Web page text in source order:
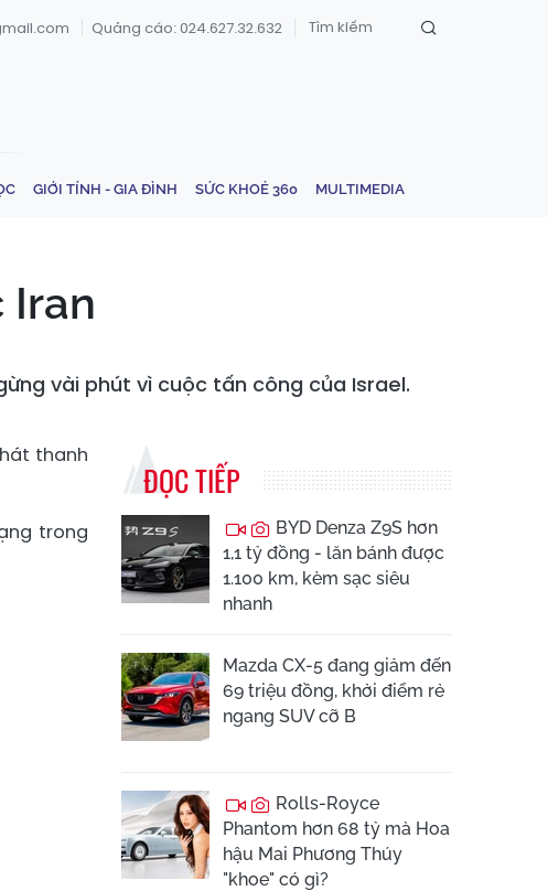
Quảng cáo: 024.627.32.632
GIỚI TÍNH - GIA ĐÌNH SỨC KHOẺ 360 MULTIMEDIA
Iran
vài phút vì cuộc tấn công của Israel.
thanh
trong
ĐỌC TIẾP
BYD Denza Z9S hơn
1,1 tỷ đồng - lăn bánh được
1.100 km, kèm sạc siêu
nhanh
Mazda CX-5 đang giảm đến
69 triệu đồng, khởi điểm rẻ
ngang SUV cỡ B
Rolls-Royce
Phantom hơn 68 tỷ mà Hoa
hậu Mai Phương Thúy
"khoe" có gì?